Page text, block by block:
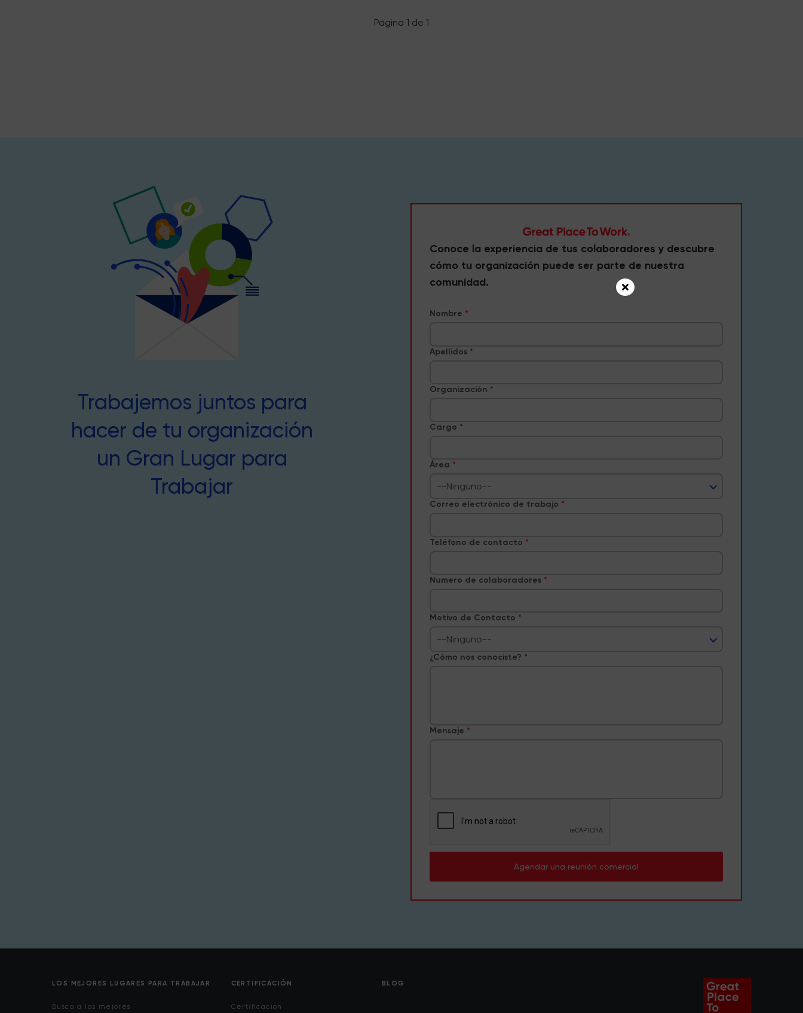
Página 1 de 1
Trabajemos juntos para
hacer de tu organización
un Gran Lugar para
Trabajar
Conoce la experiencia de tus colaboradores y descubre
cómo tu organización puede ser parte de nuestra
comunidad.
Nombre
Apellidos
Organización
Cargo
Área
--Ninguno--
Correo electrónico de trabajo
Teléfono de contacto
Numero de colaboradores
Motivo de Contacto
--Ninguno--
¿Cómo nos conociste?
Mensaje
Agendar una reunión comercial
LOS MEJORES LUGARES PARA TRABAJAR
Busca a las mejores
CERTIFICACIÓN
Certificación
BLOG